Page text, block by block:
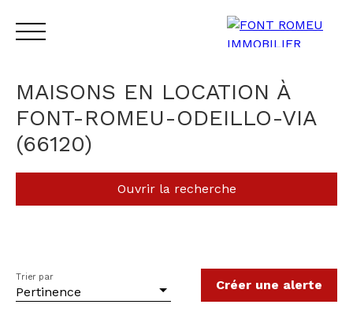
MAISONS EN LOCATION À
FONT-ROMEU-ODEILLO-VIA
(66120)
Ouvrir la recherche
Font-Romeu-Odeillo-Via (66120)
Loyer max (€/mois)
Pertinence
Trier par
Créer une alerte